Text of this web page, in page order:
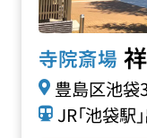
寺院斎場
豊島区池袋
JR「池袋駅